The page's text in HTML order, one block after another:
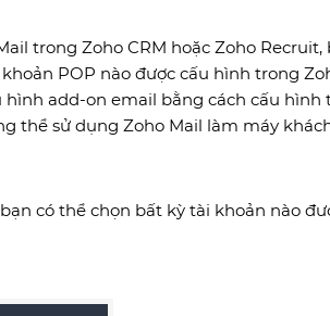
trong Zoho CRM hoặc Zoho
POP nào được cấu hình trong
hình add-on email bằng cách cấu
thể sử dụng Zoho Mail làm máy
có thể chọn bất kỳ tài khoản nào